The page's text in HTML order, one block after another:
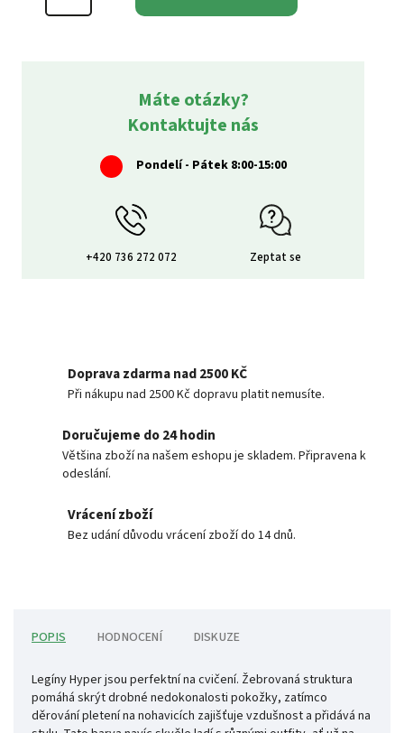
Máte otázky?
Kontaktujte nás
Pondelí - Pátek 8:00-15:00
+420 736 272 072 Zeptat se
Doprava zdarma nad 2500 KČ
Při nákupu nad 2500 Kč dopravu platit nemusíte.
Doručujeme do 24 hodin
Většina zboží na našem eshopu je skladem. Připravena k
odeslání.
Vrácení zboží
Bez udání důvodu vrácení zboží do 14 dnů.
POPIS HODNOCENÍ DISKUZE
Legíny Hyper jsou perfektní na cvičení. Žebrovaná struktura
pomáhá skrýt drobné nedokonalosti pokožky, zatímco
děrování pletení na nohavicích zajišťuje vzdušnost a přidává na